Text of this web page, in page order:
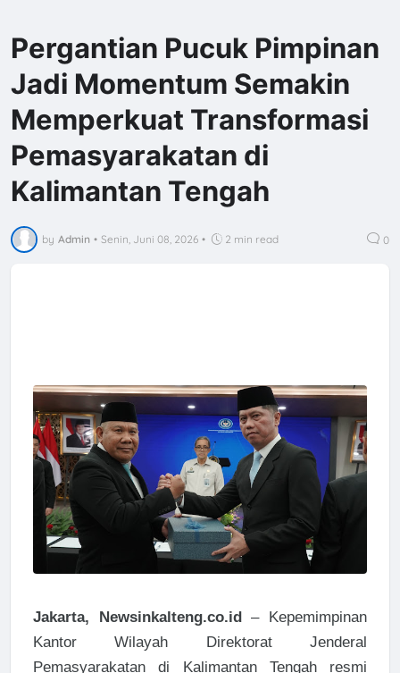
Pergantian Pucuk Pimpinan
Jadi Momentum Semakin
Memperkuat Transformasi
Pemasyarakatan di
Kalimantan Tengah
by Admin • Senin, Juni 08, 2026 • 2 min read 0
Jakarta, Newsinkalteng.co.id– Kepemimpinan
Kantor Wilayah Direktorat Jenderal
Pemasyarakatan di Kalimantan Tengah resmi